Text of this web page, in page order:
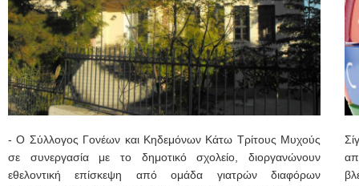
- Ο Σύλλογος Γονέων και Κηδεμόνων Κάτω Τρίτους Μυχούς
σε συνεργασία με το δημοτικό σχολείο, διοργανώνουν
εθελοντική επίσκεψη από ομάδα γιατρών διαφόρων